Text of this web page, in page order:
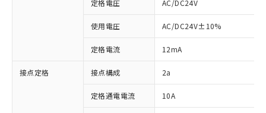
定格電圧 AC/DC24V
使用電圧 AC/DC24V±10%
定格電流 12mA
接点定格 接点構成 2a
定格通電電流 10A
ご利用条件
※1 対応状況
対応済み：EU RoHS指令（10物質）の
非含有に対応した製品が提供可能な商品で
す。
対応予定：EU RoHS指令（10物質）の非含
有に対応した製品に切り替える予定のある